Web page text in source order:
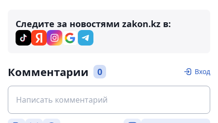
Следите за новостями zakon.kz в:
Комментарии 0 Вход